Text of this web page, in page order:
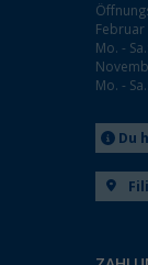
Mo. -
Mo. -
Du